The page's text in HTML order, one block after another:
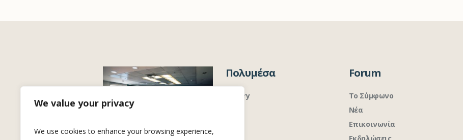
We value your privacy
We use cookies to enhance your browsing experience,
Πολυμέσα
Gallery
Forum
Το Σύμφωνο
Νέα
Επικοινωνία